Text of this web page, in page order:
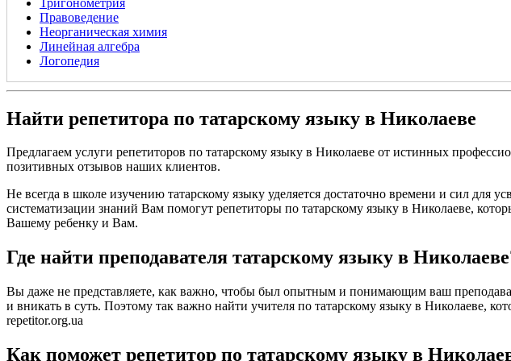
Правоведение
Неорганическая химия
Линейная алгебра
Логопедия
Найти репетитора по татарскому языку в Николаеве
Предлагаем услуги репетиторов по татарскому языку в Николаеве от истинных
позитивных отзывов наших клиентов.
Не всегда в школе изучению татарскому языку уделяется достаточно времени и сил для
систематизации знаний Вам помогут репетиторы по татарскому языку в Николаеве,
Вашему ребенку и Вам.
Где найти преподавателя татарскому языку в
Вы даже не представляете, как важно, чтобы был опытным и понимающим ваш
и вникать в суть. Поэтому так важно найти учителя по татарскому языку в Николаеве,
repetitor.org.ua
Как поможет репетитор по татарскому языку в